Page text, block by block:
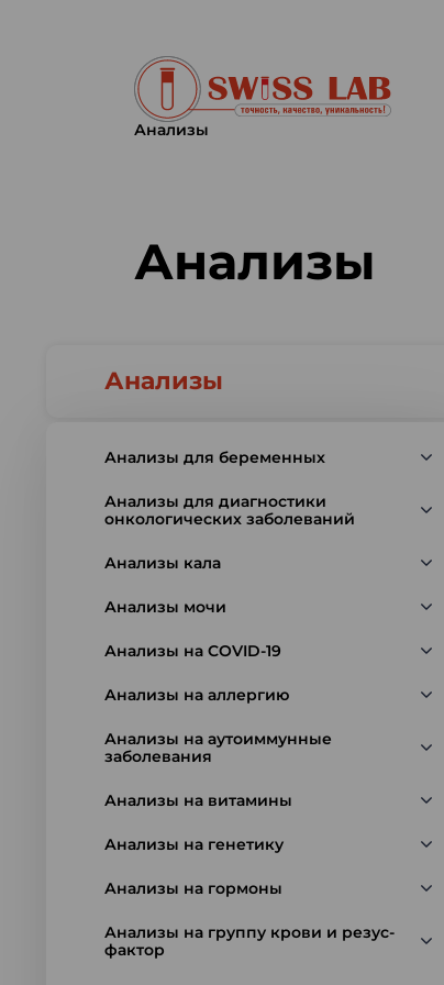
Анализы
Анализы
Анализы
Анализы для беременных
Анализы для диагностики
онкологических заболеваний
Анализы кала
Анализы мочи
Анализы на COVID-19
Анализы на аллергию
Анализы на аутоиммунные
заболевания
Анализы на витамины
Анализы на генетику
Анализы на гормоны
Анализы на группу крови и резус-
фактор